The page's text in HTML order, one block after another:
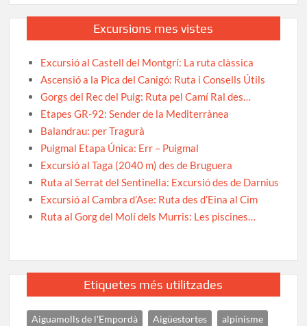
Excursions mes vistes
Excursió al Castell del Montgrí: La ruta clàssica
Ascensió a la Pica del Canigó: Ruta i Consells Útils
Gorgs del Rec del Puig: Ruta pel Camí Ral des…
Etapes GR-92: Sender de la Mediterrànea
Balandrau: per Tragurà
Puigmal Etapa Única: Err – Puigmal
Excursió al Taga (2040 m) des de Bruguera
Ruta al Serrat del Sentinella: Excursió des de Darnius
Excursió al Cambra d’Ase: Ruta des d’Eina al Cim
Ruta al Gorg del Molí dels Murris: Les piscines…
Etiquetes més utilitzades
Aiguamolls de l'Empordà Aigüestortes
alpinisme